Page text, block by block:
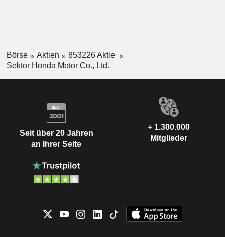
Börse Aktien
853226 Aktie
Sektor Honda Motor Co., Ltd.
Seit über 20 Jahren
an Ihrer Seite
+ 1.300.000
Mitglieder